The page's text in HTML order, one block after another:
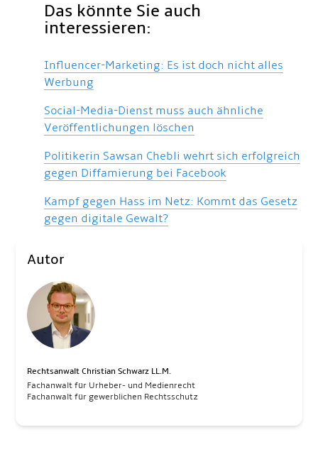
Autor
Rechtsanwalt Christian Schwarz LL.M.
Fachanwalt für Urheber- und Medienrecht
Fachanwalt für gewerblichen Rechtsschutz
Das könnte Sie auch
interessieren:
Influencer-Marketing: Es ist doch nicht alles
Werbung
Social-Media-Dienst muss auch ähnliche
Veröffentlichungen löschen
Politikerin Sawsan Chebli wehrt sich erfolgreich
gegen Diffamierung bei Facebook
Kampf gegen Hass im Netz: Kommt das Gesetz
gegen digitale Gewalt?